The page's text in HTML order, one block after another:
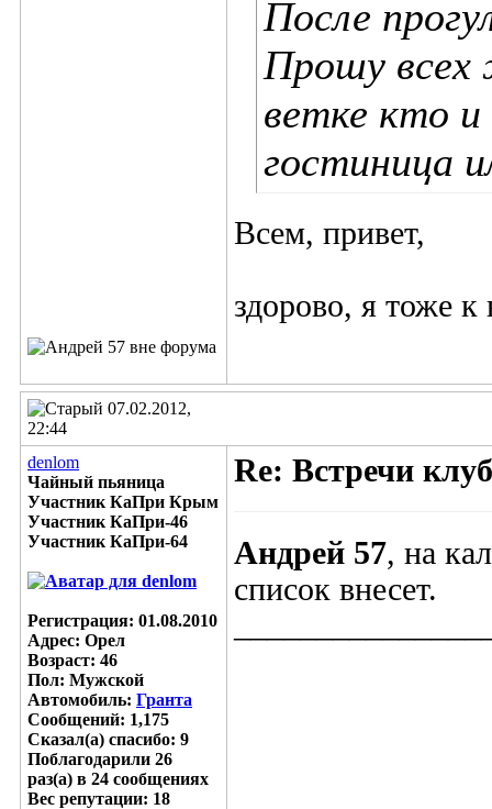
После
Прошу всех
ветке кто
гостиница
Всем, привет,
здорово, я тоже
07.02.2012,
22:44
denlom
Чайный пьяница
Участник КаПри Крым
Участник КаПри-46
Участник КаПри-64
Регистрация: 01.08.2010
Адрес: Орел
Возраст: 46
Пол: Мужской
Автомобиль: Гранта
Сообщений: 1,175
Сказал(а) спасибо: 9
Поблагодарили 26
раз(а) в 24 сообщениях
Вес репутации: 18
Re: Встречи
Андрей 57, на
список внесет.